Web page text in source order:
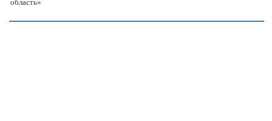
область»